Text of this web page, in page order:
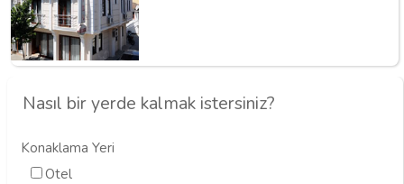
Nasıl bir yerde kalmak istersiniz?
Konaklama Yeri
Otel